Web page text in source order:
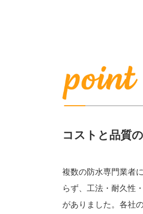
コストと品質
複数の防水専門業者
らず、工法・耐久性
がありました。各社